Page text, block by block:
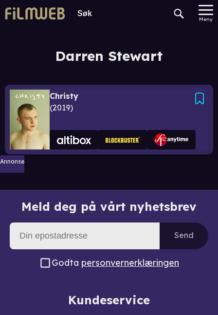
Meny
Darren Stewart
Christy
2019
Annonse
Meld deg på vårt nyhetsbrev
Send
Godta personvernerklæringen
Kundeservice